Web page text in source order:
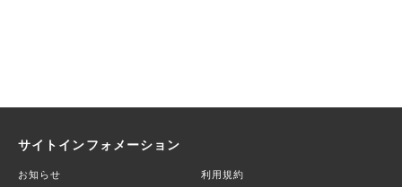
サイトインフォメーション
お知らせ 利用規約